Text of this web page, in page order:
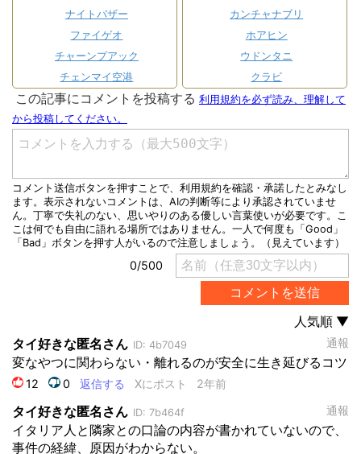
ナイトバザー
ファイゲオ
チャーンプアック
チェンマイ空港
カンチャナブリ
ホアヒン
ウドンタニ
クラビ